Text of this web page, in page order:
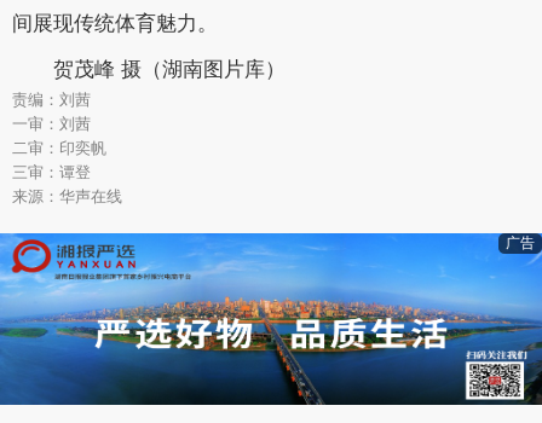
间展现传统体育魅力。
贺茂峰 摄（湖南图片库）
责编：刘茜
一审：刘茜
二审：印奕帆
三审：谭登
来源：华声在线
广告